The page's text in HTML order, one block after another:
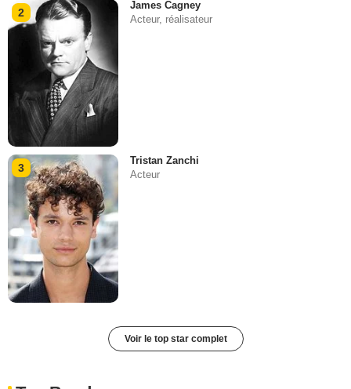
2
James Cagney
Acteur, réalisateur
3
Tristan Zanchi
Acteur
Voir le top star complet